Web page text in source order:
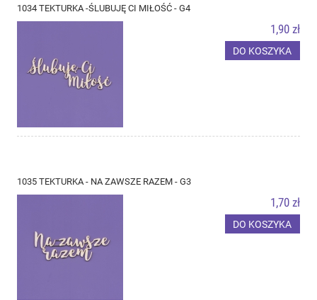
1034 TEKTURKA -ŚLUBUJĘ CI MIŁOŚĆ - G4
1,90 zł
DO KOSZYKA
1035 TEKTURKA - NA ZAWSZE RAZEM - G3
1,70 zł
DO KOSZYKA